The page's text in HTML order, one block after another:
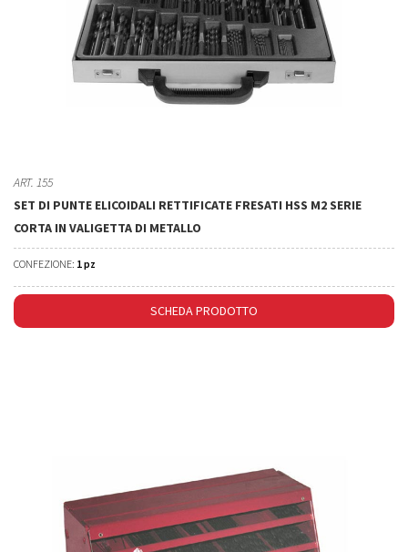
ART. 155
SET DI PUNTE ELICOIDALI RETTIFICATE FRESATI HSS M2 SERIE
CORTA IN VALIGETTA DI METALLO
CONFEZIONE: 1 pz
SCHEDA PRODOTTO